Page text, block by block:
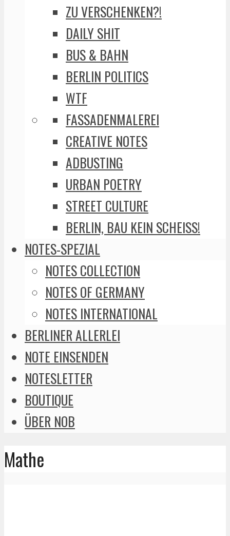
ZU VERSCHENKEN?!
DAILY SHIT
BUS & BAHN
BERLIN POLITICS
WTF
FASSADENMALEREI
CREATIVE NOTES
ADBUSTING
URBAN POETRY
STREET CULTURE
BERLIN, BAU KEIN SCHEISS!
NOTES-SPEZIAL
NOTES COLLECTION
NOTES OF GERMANY
NOTES INTERNATIONAL
BERLINER ALLERLEI
NOTE EINSENDEN
NOTESLETTER
BOUTIQUE
ÜBER NOB
Mathe